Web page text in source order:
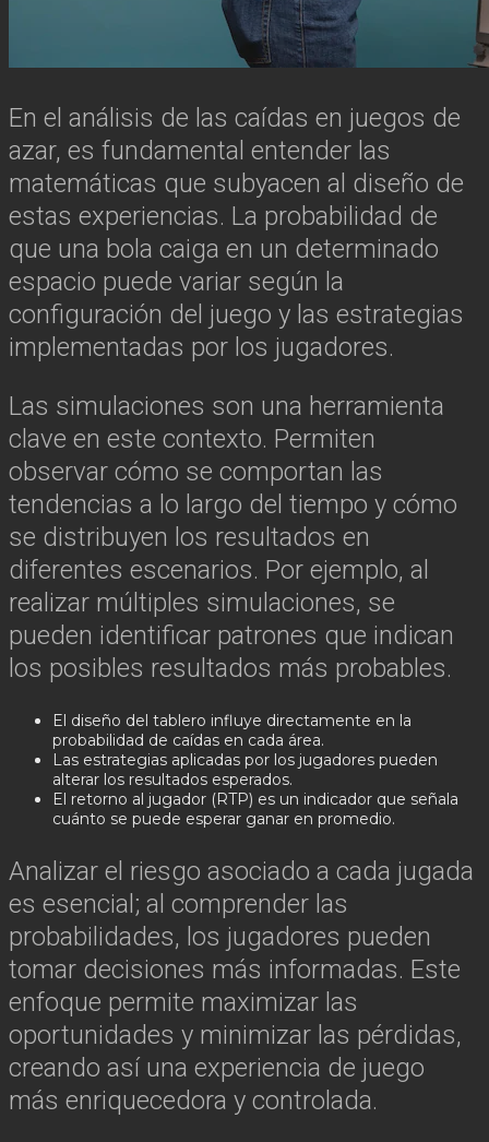
En el análisis de las caídas en juegos de
azar, es fundamental entender las
matemáticas que subyacen al diseño de
estas experiencias. La probabilidad de
que una bola caiga en un determinado
espacio puede variar según la
configuración del juego y las estrategias
implementadas por los jugadores.
Las simulaciones son una herramienta
clave en este contexto. Permiten
observar cómo se comportan las
tendencias a lo largo del tiempo y cómo
se distribuyen los resultados en
diferentes escenarios. Por ejemplo, al
realizar múltiples simulaciones, se
pueden identificar patrones que indican
los posibles resultados más probables.
El diseño del tablero influye directamente en la
probabilidad de caídas en cada área.
Las estrategias aplicadas por los jugadores pueden
alterar los resultados esperados.
El retorno al jugador (RTP) es un indicador que señala
cuánto se puede esperar ganar en promedio.
Analizar el riesgo asociado a cada jugada
es esencial; al comprender las
probabilidades, los jugadores pueden
tomar decisiones más informadas. Este
enfoque permite maximizar las
oportunidades y minimizar las pérdidas,
creando así una experiencia de juego
más enriquecedora y controlada.